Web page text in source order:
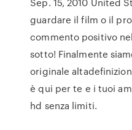
guardare il film o il
commento positivo
sotto! Finalmente
originale
è qui per te e i tuoi
hd senza limiti.